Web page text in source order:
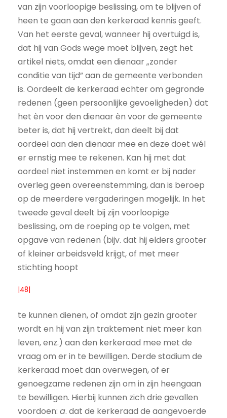
van zijn voorloopige beslissing, om te blijven of
heen te gaan aan den kerkeraad kennis geeft.
Van het eerste geval, wanneer hij overtuigd is,
dat hij van Gods wege moet blijven, zegt het
artikel niets, omdat een dienaar „zonder
conditie van tijd” aan de gemeente verbonden
is. Oordeelt de kerkeraad echter om gegronde
redenen (geen persoonlijke gevoeligheden) dat
het èn voor den dienaar èn voor de gemeente
beter is, dat hij vertrekt, dan deelt bij dat
oordeel aan den dienaar mee en deze doet wél
er ernstig mee te rekenen. Kan hij met dat
oordeel niet instemmen en komt er bij nader
overleg geen overeenstemming, dan is beroep
op de meerdere vergaderingen mogelijk. In het
tweede geval deelt bij zijn voorloopige
beslissing, om de roeping op te volgen, met
opgave van redenen (bijv. dat hij elders grooter
of kleiner arbeidsveld krijgt, of met meer
stichting hoopt
|48|
te kunnen dienen, of omdat zijn gezin grooter
wordt en hij van zijn traktement niet meer kan
leven, enz.) aan den kerkeraad mee met de
vraag om er in te bewilligen. Derde stadium de
kerkeraad moet dan overwegen, of er
genoegzame redenen zijn om in zijn heengaan
te bewilligen. Hierbij kunnen zich drie gevallen
voordoen: a. dat de kerkeraad de aangevoerde